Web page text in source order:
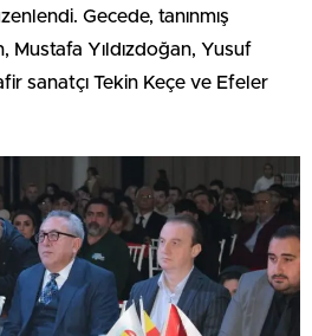
Gecede, tanınmış
Mustafa Yıldızdoğan, Yusuf
sanatçı Tekin Keçe ve Efeler